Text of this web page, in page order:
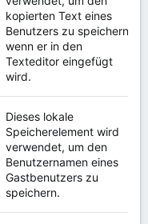
kopierten Text eines
Benutzers zu speichern,
wenn er in den
Texteditor eingefügt
wird.
Dieses lokale
Speicherelement wird
verwendet, um den
Benutzernamen eines
Gastbenutzers zu
speichern.